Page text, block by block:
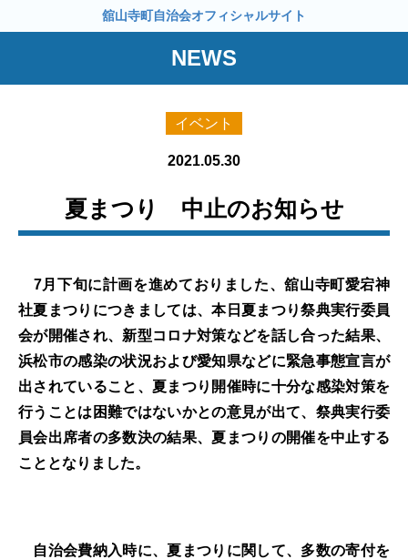
舘山寺町自治会オフィシャルサイト
NEWS
イベント
2021.05.30
夏まつり 中止のお知らせ
7月下旬に計画を進めておりました、舘山寺町愛宕神
社夏まつりにつきましては、本日夏まつり祭典実行委員
会が開催され、新型コロナ対策などを話し合った結果、
浜松市の感染の状況および愛知県などに緊急事態宣言が
出されていること、夏まつり開催時に十分な感染対策を
行うことは困難ではないかとの意見が出て、祭典実行委
員会出席者の多数決の結果、夏まつりの開催を中止する
こととなりました。
自治会費納入時に、夏まつりに関して、多数の寄付を